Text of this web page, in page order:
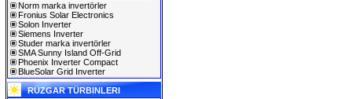
Norm marka invertörler
Fronius Solar Electronics
Solon Inverter
Siemens Inverter
Studer marka invertörler
SMA Sunny Island Off-Grid
Phoenix Inverter Compact
BlueSolar Grid Inverter
RÜZGAR TÜRBINLERI